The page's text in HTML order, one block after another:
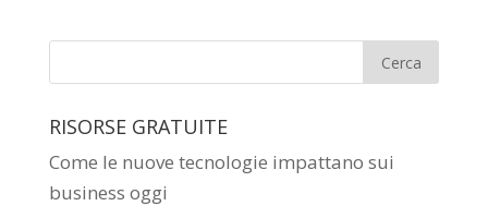
RISORSE GRATUITE
Come le nuove tecnologie impattano sui
business oggi